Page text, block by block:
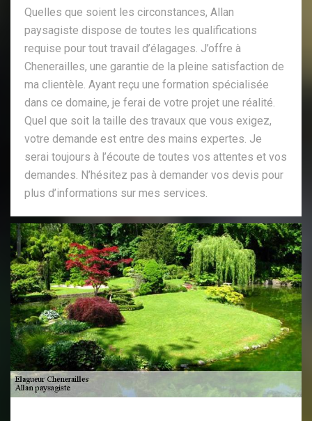
Quelles que soient les circonstances, Allan
paysagiste dispose de toutes les qualifications
requise pour tout travail d’élagages. J’offre à
Chenerailles, une garantie de la pleine satisfaction de
ma clientèle. Ayant reçu une formation spécialisée
dans ce domaine, je ferai de votre projet une réalité.
Quel que soit la taille des travaux que vous exigez,
votre demande est entre des mains expertes. Je
serai toujours à l’écoute de toutes vos attentes et vos
demandes. N’hésitez pas à demander vos devis pour
plus d’informations sur mes services.